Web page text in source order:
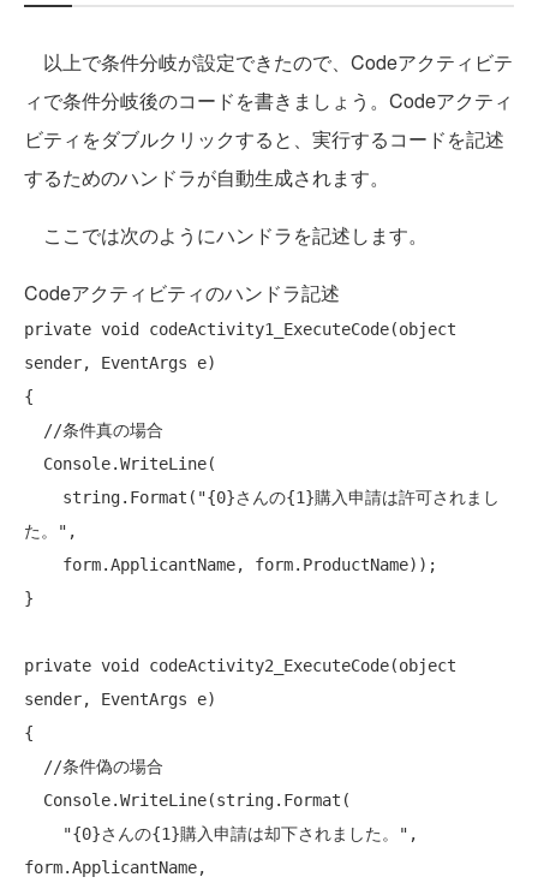
以上で条件分岐が設定できたので、Codeアクティビテ
ィで条件分岐後のコードを書きましょう。Codeアクティ
ビティをダブルクリックすると、実行するコードを記述
するためのハンドラが自動生成されます。
ここでは次のようにハンドラを記述します。
Codeアクティビティのハンドラ記述
private void codeActivity1_ExecuteCode(object
sender, EventArgs e)
{
//条件真の場合
string.Format( "{0}さんの{1}購入申請は許可されまし
た。" ,
}
private void codeActivity2_ExecuteCode(object
sender, EventArgs e)
{
//条件偽の場合
  Console.WriteLine(
string.Format(
"{0}さんの{1}購入申請は却下されました。" ,
form.ApplicantName,